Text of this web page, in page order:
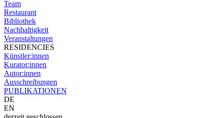
Team
Restaurant
Bibliothek
Nachhaltigkeit
Veranstaltungen
RESIDENCIES
Künstler:innen
Kurator:innen
Autor:innen
Ausschreibungen
PUBLIKATIONEN
DE
EN